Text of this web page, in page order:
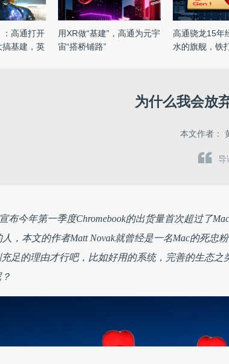
：高通打开
搞基建，英
用XR做“基建”，高通为元宇
宙“搭桥铺路”
高通骁龙15年
水的旗舰，铁
为什么我会放
本文作者：
导
布今年第一季度Chromebook的出货量首次超过了
人，本文的作者Matt Novak就曾经是一名Mac的死忠
足的理由才行吧，比如好用的系统，完善的生态